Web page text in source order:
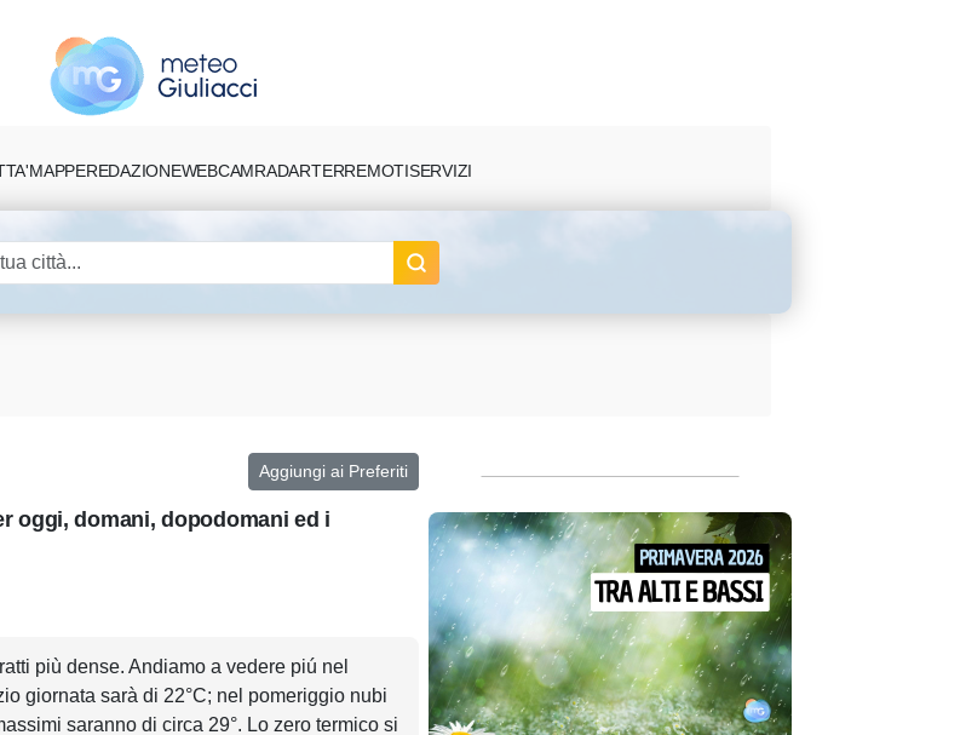
MAPPEREDAZIONEWEBCAMRADARTERREMOTISERVIZI
Aggiungi ai Preferiti
oggi, domani, dopodomani ed i
più dense. Andiamo a vedere piú nel
giornata sarà di 22°C; nel pomeriggio nubi
saranno di circa 29°. Lo zero termico si